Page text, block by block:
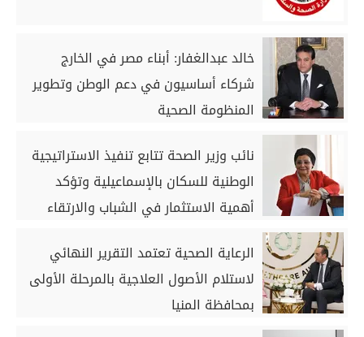
خالد عبدالغفار: أبناء مصر في الخارج
شركاء أساسيون في دعم الوطن وتطوير
المنظومة الصحية
نائب وزير الصحة تتابع تنفيذ الاستراتيجية
الوطنية للسكان بالإسماعيلية وتؤكد
أهمية الاستثمار في الشباب والارتقاء
الرعاية الصحية تعتمد التقرير النهائي
لاستلام الأصول العلاجية بالمرحلة الأولى
بمحافظة المنيا